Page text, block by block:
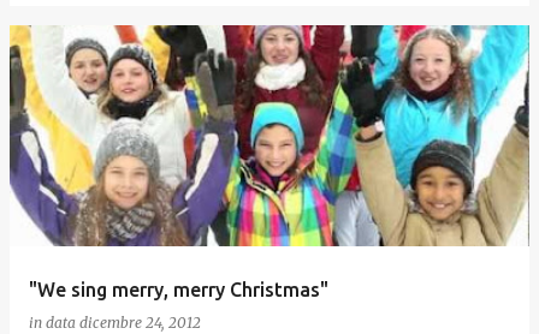
"We sing merry, merry Christmas"
in data dicembre 24, 2012